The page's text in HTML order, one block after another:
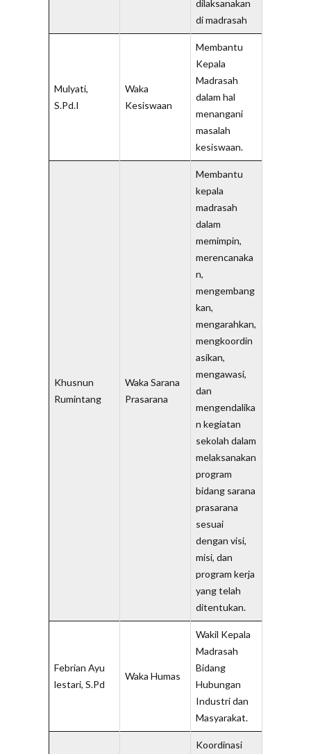
dilaksanakan
di madrasah
Mulyati,
S.Pd.I
Waka
Kesiswaan
Membantu
Kepala
Madrasah
dalam hal
menangani
masalah
kesiswaan.
Khusnun
Rumintang
Waka Sarana
Prasarana
Membantu
kepala
madrasah
dalam
memimpin,
merencanaka
n,
mengembang
kan,
mengarahkan,
mengkoordin
asikan,
mengawasi,
dan
mengendalika
n kegiatan
sekolah dalam
melaksanakan
program
bidang sarana
prasarana
sesuai
dengan visi,
misi, dan
program kerja
yang telah
ditentukan.
Febrian Ayu
lestari, S.Pd
Waka Humas
Wakil Kepala
Madrasah
Bidang
Hubungan
Industri dan
Masyarakat.
Koordinasi